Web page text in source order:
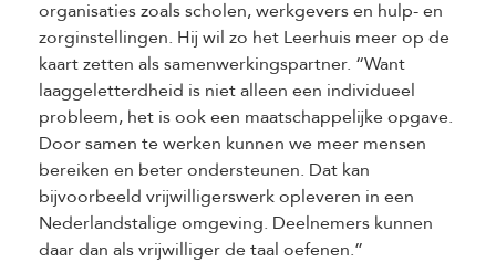
organisaties zoals scholen, werkgevers en hulp- en
zorginstellingen. Hij wil zo het Leerhuis meer op de
kaart zetten als samenwerkingspartner. “Want
laaggeletterdheid is niet alleen een individueel
probleem, het is ook een maatschappelijke opgave.
Door samen te werken kunnen we meer mensen
bereiken en beter ondersteunen. Dat kan
bijvoorbeeld vrijwilligerswerk opleveren in een
Nederlandstalige omgeving. Deelnemers kunnen
daar dan als vrijwilliger de taal oefenen.”